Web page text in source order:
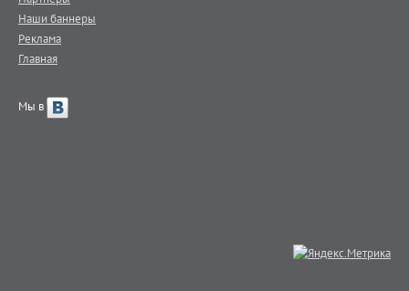
Наши баннеры
Реклама
Главная
Мы в